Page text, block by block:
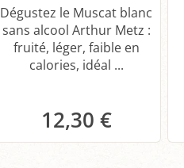
Dégustez le Muscat blanc
sans alcool Arthur Metz :
fruité, léger, faible en
calories, idéal ...
12,30 €